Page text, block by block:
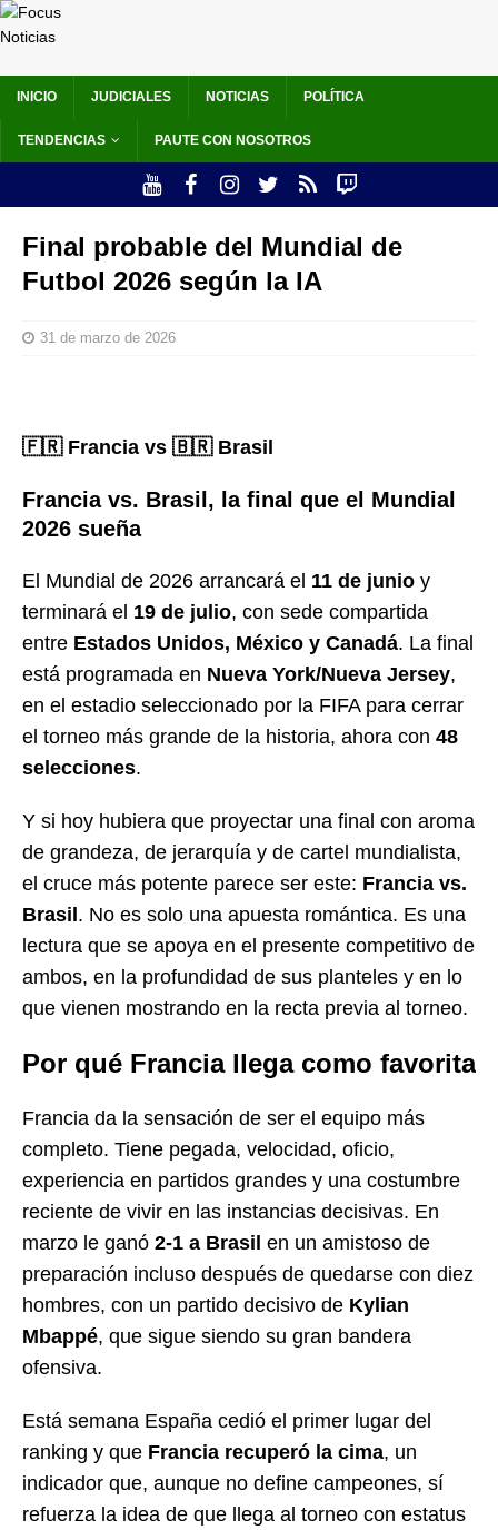
INICIO JUDICIALES NOTICIAS POLÍTICA
TENDENCIAS PAUTE CON NOSOTROS
Final probable del Mundial de
Futbol 2026 según la IA
31 de marzo de 2026
🇫🇷 Francia vs 🇧🇷 Brasil
Francia vs. Brasil, la final que el Mundial
2026 sueña
El Mundial de 2026 arrancará el 11 de junio y
terminará el 19 de julio, con sede compartida
entre Estados Unidos, México y Canadá. La final
está programada en Nueva York/Nueva Jersey,
en el estadio seleccionado por la FIFA para cerrar
el torneo más grande de la historia, ahora con 48
selecciones.
Y si hoy hubiera que proyectar una final con aroma
de grandeza, de jerarquía y de cartel mundialista,
el cruce más potente parece ser este: Francia vs.
Brasil . No es solo una apuesta romántica. Es una
lectura que se apoya en el presente competitivo de
ambos, en la profundidad de sus planteles y en lo
que vienen mostrando en la recta previa al torneo.
Por qué Francia llega como favorita
Francia da la sensación de ser el equipo más
completo. Tiene pegada, velocidad, oficio,
experiencia en partidos grandes y una costumbre
reciente de vivir en las instancias decisivas. En
marzo le ganó 2-1 a Brasil en un amistoso de
preparación incluso después de quedarse con diez
hombres, con un partido decisivo de Kylian
Mbappé, que sigue siendo su gran bandera
ofensiva.
Está semana España cedió el primer lugar del
ranking y que Francia recuperó la cima, un
indicador que, aunque no define campeones, sí
refuerza la idea de que llega al torneo con estatus